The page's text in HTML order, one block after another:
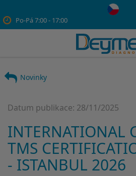
Po-Pá 7:00 - 17:00
Novinky
Datum publikace: 28/11/2025
INTERNATIONAL
TMS
- ISTANBUL 2026